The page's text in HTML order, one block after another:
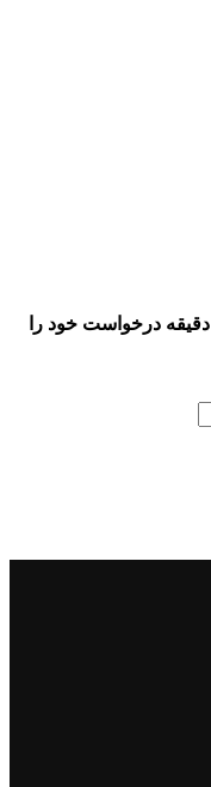
نیاز به مشاوره تلفنی دارید؟ در کمتر از 1 دقیقه درخواست خود را